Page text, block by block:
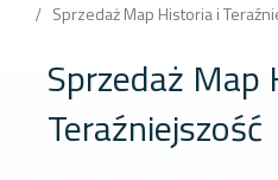
Sprzedaż Map Historia i
Sprzedaż Map
Teraźniejszość